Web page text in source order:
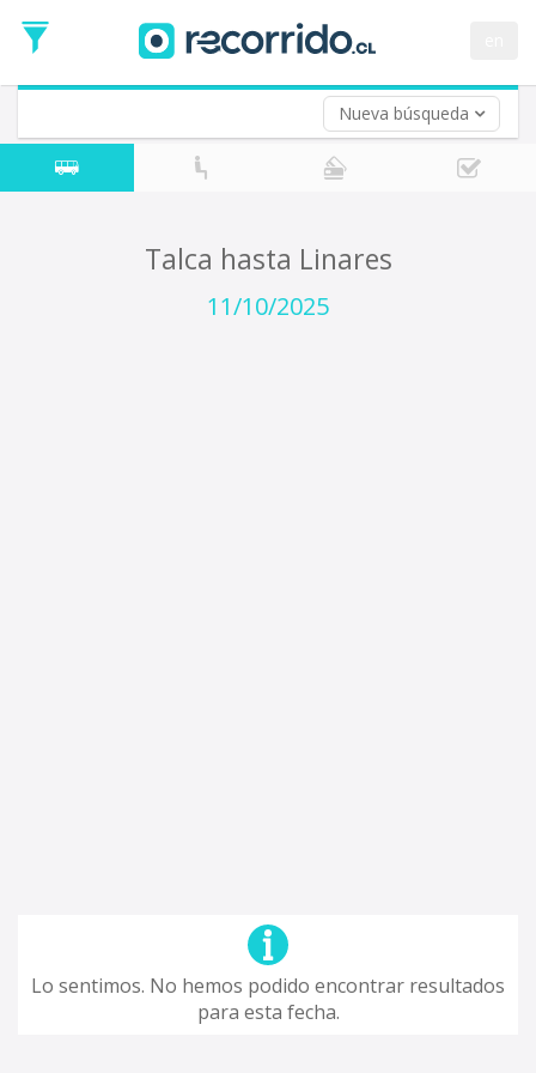
Nueva búsqueda
de
Ida
Vuelta (opcional)
Fecha
de
Talca hasta Linares
11/10/2025
Lo sentimos. No hemos podido encontrar resultados
para esta fecha.